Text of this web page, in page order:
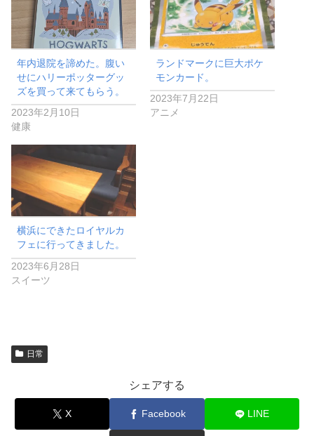
年内退院を諦めた。腹い
せにハリーポッターグッ
ズを買って来てもらう。
2023年2月10日
健康
ランドマークに巨大ポケ
モンカード。
2023年7月22日
アニメ
横浜にできたロイヤルカ
フェに行ってきました。
2023年6月28日
スイーツ
日常
シェアする
X Facebook LINE